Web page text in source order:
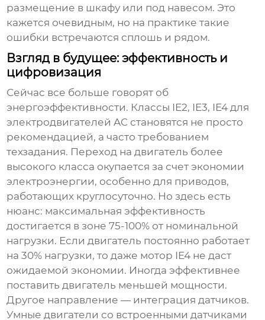
размещение в шкафу или под навесом. Это
кажется очевидным, но на практике такие
ошибки встречаются сплошь и рядом.
Взгляд в будущее: эффективность и
цифровизация
Сейчас все больше говорят об
энергоэффективности. Классы IE2, IE3, IE4 для
электродвигателей AC становятся не просто
рекомендацией, а часто требованием
техзадания. Переход на двигатель более
высокого класса окупается за счет экономии
электроэнергии, особенно для приводов,
работающих круглосуточно. Но здесь есть
нюанс: максимальная эффективность
достигается в зоне 75-100% от номинальной
нагрузки. Если двигатель постоянно работает
на 30% нагрузки, то даже мотор IE4 не даст
ожидаемой экономии. Иногда эффективнее
поставить двигатель меньшей мощности.
Другое направление — интеграция датчиков.
Умные двигатели со встроенными датчиками